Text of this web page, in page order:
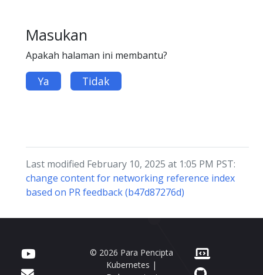
Masukan
Apakah halaman ini membantu?
Ya Tidak
Last modified February 10, 2025 at 1:05 PM PST:
change content for networking reference index
based on PR feedback (b47d87276d)
© 2026 Para Pencipta
Kubernetes |